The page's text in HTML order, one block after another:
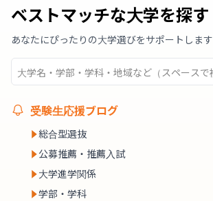
ベストマッチな大学を探す
あなたにぴったりの大学選びをサポートします
受験生応援ブログ
総合型選抜
公募推薦・推薦入試
大学進学関係
学部・学科